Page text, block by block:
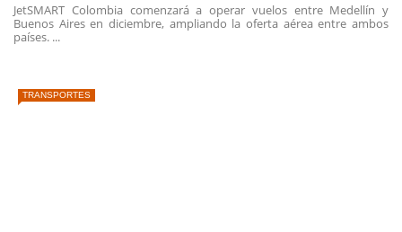
JetSMART Colombia comenzará a operar vuelos entre Medellín y
Buenos Aires en diciembre, ampliando la oferta aérea entre ambos
países. ...
TRANSPORTES